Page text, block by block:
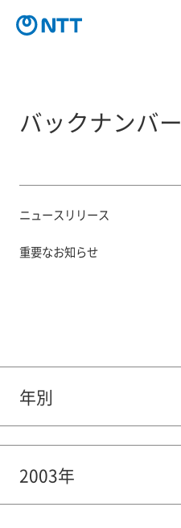
バックナンバー
ニュースリリース
重要なお知らせ
年別
2003年